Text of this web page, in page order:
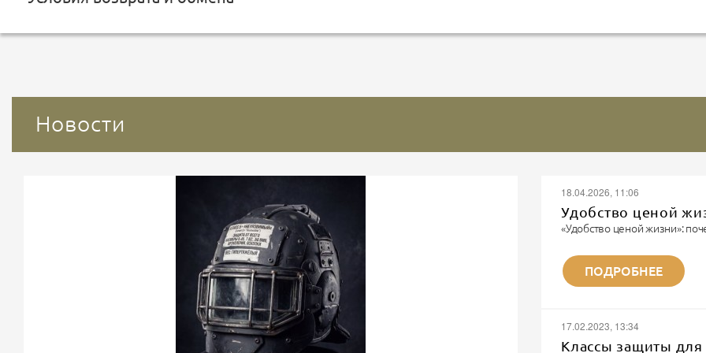
Новости
18.04.2026, 11:06
Удобство ценой
«Удобство ценой жизни»:
Записки военного
«Я видел многое. Но каждый
не забывается. Потому что
ПОДРОБНЕЕ
17.02.2023, 13:34
Классы защиты для